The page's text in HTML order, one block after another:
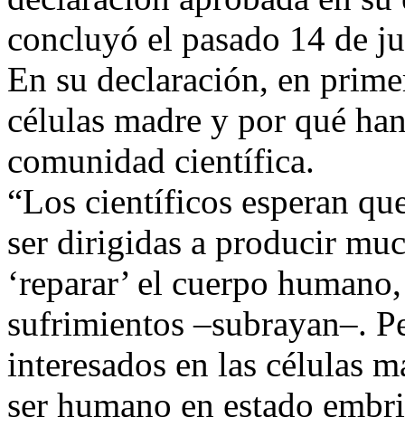
concluyó el pasado 14 de
En su declaración, en
células madre y por qué
comunidad científica.
“Los científicos esperan
ser dirigidas a producir
‘reparar’ el cuerpo
sufrimientos –subrayan–.
interesados en las células
ser humano en estado